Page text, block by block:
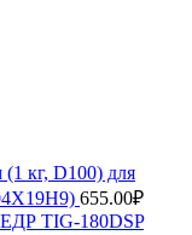
кг, D100) для
655.00₽
TIG-180DSP